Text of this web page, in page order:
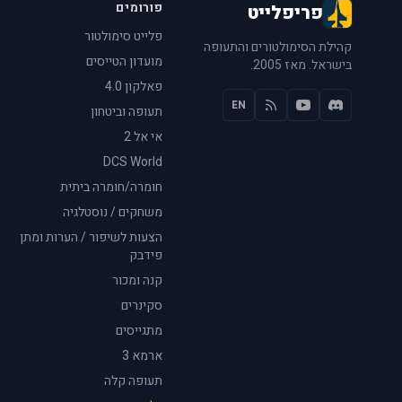
פריפלייט
קהילת הסימולטורים והתעופה
בישראל. מאז 2005.
EN
פורומים
פלייט סימולטור
מועדון הטייסים
פאלקון 4.0
תעופה וביטחון
אי אל 2
DCS World
חומרה/חומרה ביתית
משחקים / נוסטלגיה
הצעות לשיפור / הערות ומתן
פידבק
קנה ומכור
סקינרים
מתגייסים
ארמא 3
תעופה קלה